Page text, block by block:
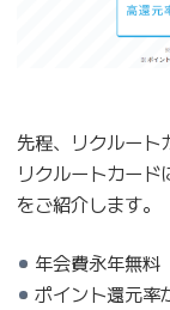
先程、リクルート
リクルートカード
をご紹介します。
年会費永年無料
ポイント還元率